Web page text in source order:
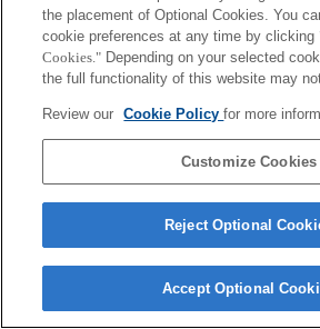
the placement of Optional Cookies. You
cookie preferences at any time by clicking
Cookies." Depending on your selected
the full functionality of this website may
Review our Cookie Policyfor more
Customize Cookies
Reject Optional
Accept Optional